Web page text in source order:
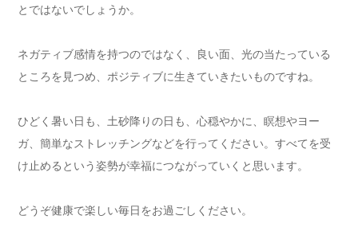
とではないでしょうか。
ネガティブ感情を持つのではなく、良い面、光の当たっている
ところを見つめ、ポジティブに生きていきたいものですね。
ひどく暑い日も、土砂降りの日も、心穏やかに、瞑想やヨー
ガ、簡単なストレッチングなどを行ってください。すべてを受
け止めるという姿勢が幸福につながっていくと思います。
どうぞ健康で楽しい毎日をお過ごしください。